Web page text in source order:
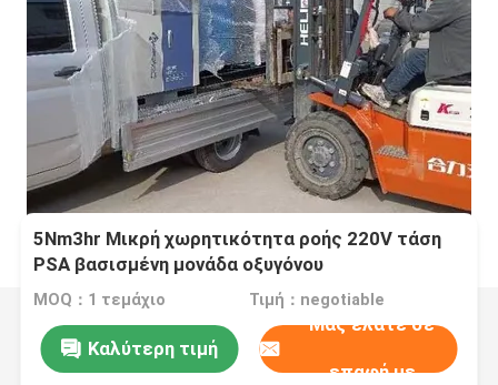
5Nm3hr Μικρή χωρητικότητα ροής 220V τάση
PSA βασισμένη μονάδα οξυγόνου
MOQ：1 τεμάχιο Τιμή：negotiable
Καλύτερη τιμή
Μας ελάτε σε
επαφή με